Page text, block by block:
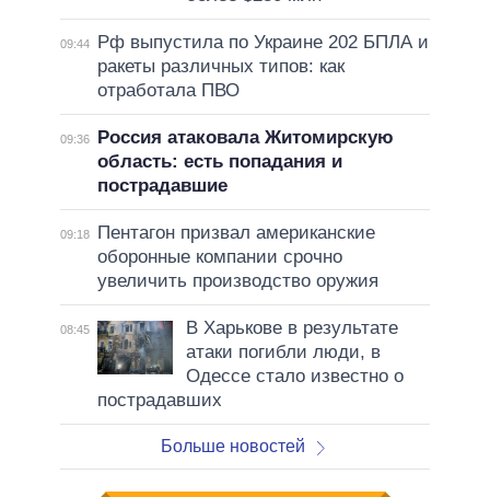
09:44
Рф выпустила по Украине 202 БПЛА и
ракеты различных типов: как
отработала ПВО
09:36
Россия атаковала Житомирскую
область: есть попадания и
пострадавшие
09:18
Пентагон призвал американские
оборонные компании срочно
увеличить производство оружия
08:45
В Харькове в результате
атаки погибли люди, в
Одессе стало известно о
пострадавших
Больше новостей